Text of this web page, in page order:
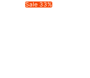
Sale 33%